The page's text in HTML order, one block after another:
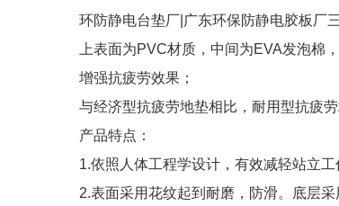
环防静电台垫厂|广东环保防静电胶板厂
上表面为PVC材质，中间为EVA发泡棉
增强抗疲劳效果；
与经济型抗疲劳地垫相比，耐用型抗疲
产品特点：
1.依照人体工程学设计，有效减轻站立工
2.表面采用花纹起到耐磨，防滑。底层